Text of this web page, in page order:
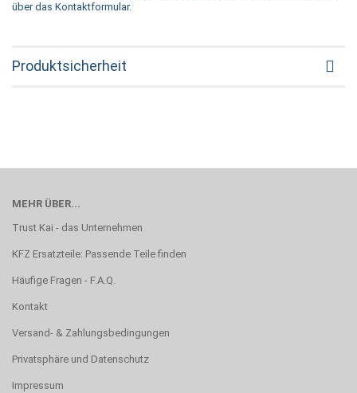
über das Kontaktformular.
Produktsicherheit
MEHR ÜBER...
Trust Kai - das Unternehmen
KFZ Ersatzteile: Passende Teile finden
Häufige Fragen - F.A.Q.
Kontakt
Versand- & Zahlungsbedingungen
Privatsphäre und Datenschutz
Impressum